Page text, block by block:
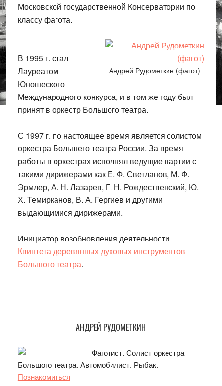
Московской государственной Консерватории по
классу фагота.
Андрей Рудометкин (фагот)
В 1995 г. стал
Лауреатом
Юношеского
Международного конкурса, и в том же году был
принят в оркестр Большого театра.
С 1997 г. по настоящее время является солистом
оркестра Большего театра России. За время
работы в оркестрах исполнял ведущие партии с
такими дирижерами как Е. Ф. Светланов, М. Ф.
Эрмлер, А. Н. Лазарев, Г. Н. Рождественский, Ю.
Х. Темирканов, В. А. Гергиев и другими
выдающимися дирижерами.
Инициатор возобновления деятельности
Квинтета деревянных духовых инструментов
Большого театра.
сайдбар
АНДРЕЙ РУДОМЕТКИН
Фаготист. Солист оркестра
Большого театра. Автомобилист. Рыбак.
Познакомиться